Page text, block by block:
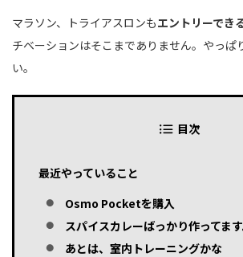
マラソン、トライアスロンもエントリーでき
チベーションはそこまでありません。やっぱ
い。
目次
最近やっていること
Osmo Pocketを購入
スパイスカレーばっかり作ってます
あとは、室内トレーニングかな